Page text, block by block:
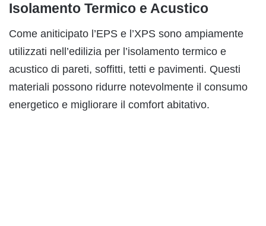
Isolamento Termico e Acustico
Come aniticipato l’EPS e l’XPS sono ampiamente
utilizzati nell’edilizia per l’isolamento termico e
acustico di pareti, soffitti, tetti e pavimenti. Questi
materiali possono ridurre notevolmente il consumo
energetico e migliorare il comfort abitativo.